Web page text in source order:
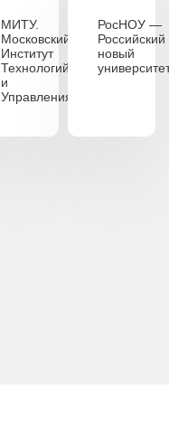
МИТУ.
Московский
Институт
Технологий
и
Управления
РосНОУ —
Российский
новый